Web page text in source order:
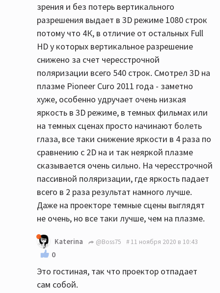
зрения и без потерь вертикального
разрешения выдает в 3D режиме 1080 строк
потому что 4К, в отличие от остальных Full
HD у которых вертикальное разрешение
снижено за счет чересстрочной
поляризации всего 540 строк. Смотрел 3D на
плазме Pioneer Curo 2011 года - заметно
хуже, особенно удручает очень низкая
яркость в 3D режиме, в темных фильмах или
на темных сценах просто начинают болеть
глаза, все таки снижение яркости в 4 раза по
сравнению с 2D на и так неяркой плазме
сказывается очень сильно. На чересстрочной
пассивной поляризации, где яркость падает
всего в 2 раза результат намного лучше.
Даже на проекторе темные сцены выглядят
не очень, но все таки лучше, чем на плазме.
Katerina @Boss75 11 ноября 2020 в 10:43
0
Это гостиная, так что проектор отпадает
сам собой.